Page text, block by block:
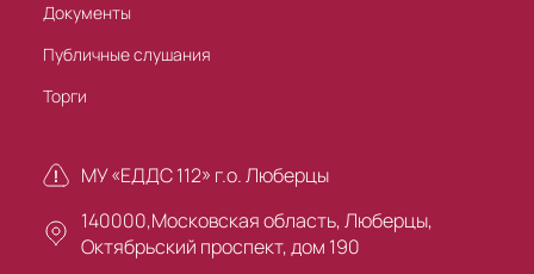
Документы
Публичные слушания
Торги
МУ «ЕДДС 112» г.о. Люберцы
140000,Московская область, Люберцы,
Октябрьский проспект, дом 190